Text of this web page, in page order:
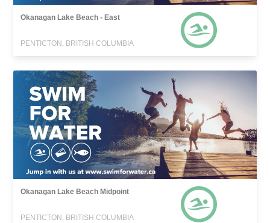
Okanagan Lake Beach - East
PENTICTON, BRITISH COLUMBIA
Okanagan Lake Beach Midpoint
PENTICTON, BRITISH COLUMBIA